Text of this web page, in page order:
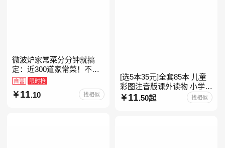
微波炉家常菜分分钟就搞
定：近300道家常菜！不开
火、零油烟！蒸、煮、炒、
烤、焗……全彩印刷+步骤
图解，让美味跃然眼前、操
自营 限时抢
11 .10 找相似
[选5本35元]全套85本 儿童
彩图注音版课外读物 小学生
低年级一二三年级课外阅读
经典带拼音的故事书一二年
11 .50起 找相似